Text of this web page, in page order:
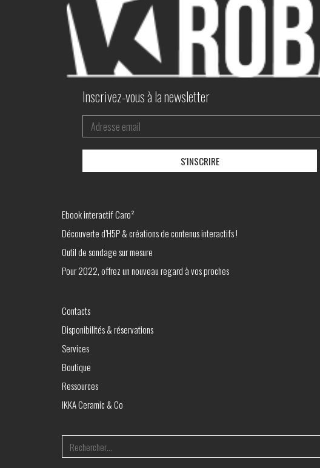
Inscrivez-vous à la newsletter
Ebook interactif Caro²
Découverte d’H5P & créations de contenus interactifs !
Outil de sondage sur mesure
Pour 2022, offrez un nouveau regard à vos proches
Contacts
Disponibilités & réservations
Services
Boutique
Ressources
IKKA Ceramic & Co
Search
for: